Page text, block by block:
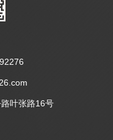
叶张路16号